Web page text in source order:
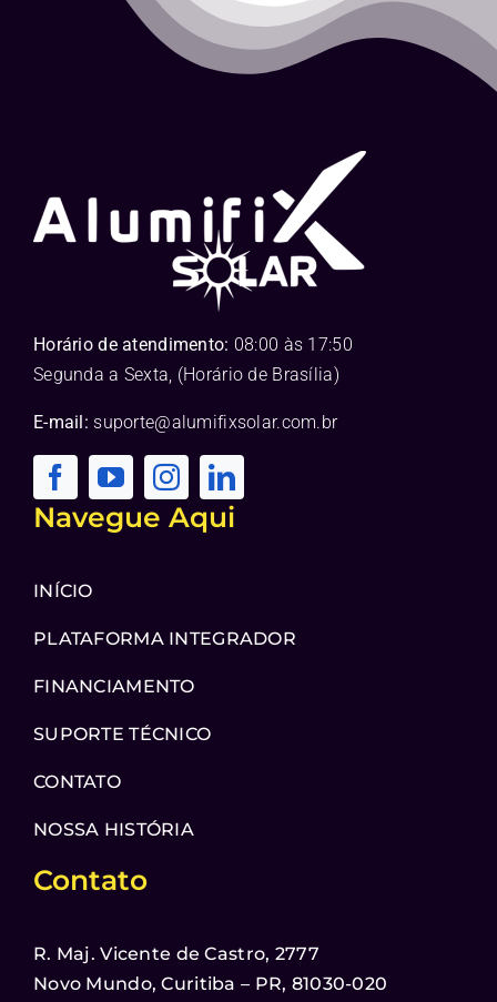
Horário de atendimento: 08:00 às 17:50
Segunda a Sexta, (Horário de Brasília)
E-mail: suporte@alumifixsolar.com.br
Navegue Aqui
INÍCIO
PLATAFORMA INTEGRADOR
FINANCIAMENTO
SUPORTE TÉCNICO
CONTATO
NOSSA HISTÓRIA
Contato
R. Maj. Vicente de Castro, 2777
Novo Mundo, Curitiba – PR, 81030-020